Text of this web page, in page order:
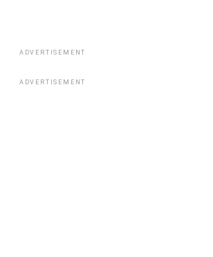
ADVERTISEMENT
ADVERTISEMENT